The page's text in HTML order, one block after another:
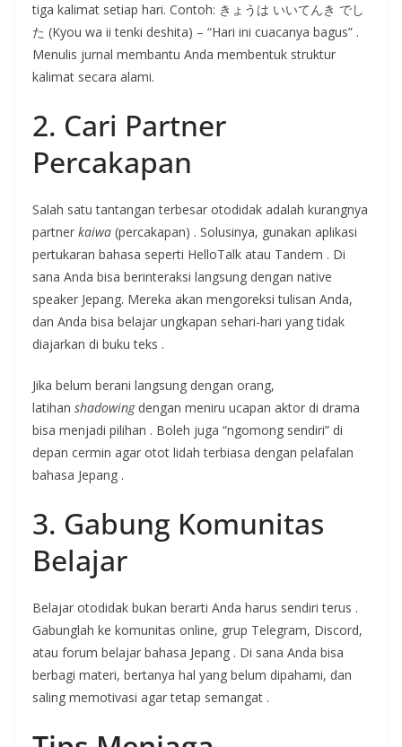
tiga kalimat setiap hari. Contoh: きょうは いいてんき でし
た (Kyou wa ii tenki deshita) – “Hari ini cuacanya bagus” .
Menulis jurnal membantu Anda membentuk struktur
kalimat secara alami.
2. Cari Partner
Percakapan
Salah satu tantangan terbesar otodidak adalah kurangnya
partner kaiwa (percakapan) . Solusinya, gunakan aplikasi
pertukaran bahasa seperti HelloTalk atau Tandem . Di
sana Anda bisa berinteraksi langsung dengan native
speaker Jepang. Mereka akan mengoreksi tulisan Anda,
dan Anda bisa belajar ungkapan sehari-hari yang tidak
diajarkan di buku teks .
Jika belum berani langsung dengan orang,
latihan shadowingdengan meniru ucapan aktor di drama
bisa menjadi pilihan . Boleh juga “ngomong sendiri” di
depan cermin agar otot lidah terbiasa dengan pelafalan
bahasa Jepang .
3. Gabung Komunitas
Belajar
Belajar otodidak bukan berarti Anda harus sendiri terus .
Gabunglah ke komunitas online, grup Telegram, Discord,
atau forum belajar bahasa Jepang . Di sana Anda bisa
berbagi materi, bertanya hal yang belum dipahami, dan
saling memotivasi agar tetap semangat .